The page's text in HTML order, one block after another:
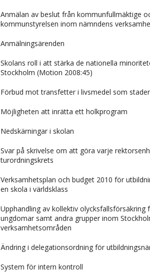
Anmälan av beslut från kommunfullmäktige
kommunstyrelsen inom nämndens
Anmälningsärenden
Skolans roll i att stärka de nationella
Stockholm (Motion 2008:45)
Förbud mot transfetter i livsmedel som
Möjligheten att inrätta ett holkprogram
Nedskärningar i skolan
Svar på skrivelse om att göra varje
turordningskrets
Verksamhetsplan och budget 2010 för
en skola i världsklass
Upphandling av kollektiv olycksfallsförsäkring
ungdomar samt andra grupper inom
verksamhetsområden
Ändring i delegationsordning för
System för intern kontroll